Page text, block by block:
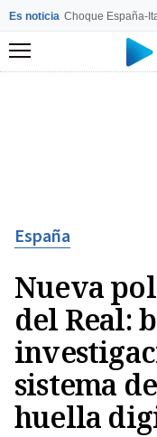
Es noticia Choque España-
Menú
España
Nueva
del Real:
sistema
huella